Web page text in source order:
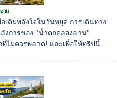
าน
ติมพลังใจในวันหยุด การเดินทาง
งการของ "น้ำตกคลองลาน"
ที่ไม่ควรพลาด! และเพื่อให้ทริปนี้...